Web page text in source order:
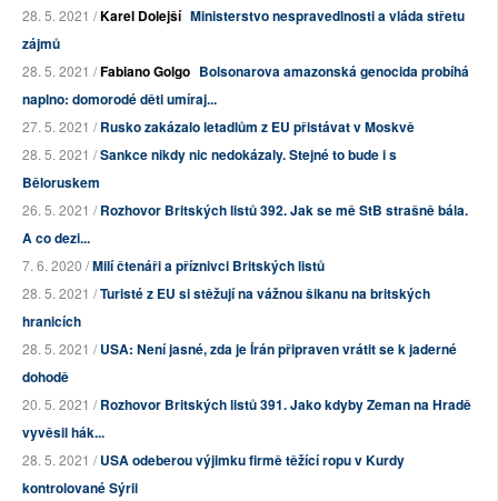
28. 5. 2021 /Karel Dolejší Ministerstvo nespravedlnosti a vláda střetu
zájmů
28. 5. 2021 /Fabiano Golgo Bolsonarova amazonská genocida probíhá
naplno: domorodé děti umíraj...
27. 5. 2021 /Rusko zakázalo letadlům z EU přistávat v Moskvě
28. 5. 2021 /Sankce nikdy nic nedokázaly. Stejné to bude i s
Běloruskem
26. 5. 2021 /Rozhovor Britských listů 392. Jak se mě StB strašně bála.
A co dezi...
7. 6. 2020 /Milí čtenáři a příznivci Britských listů
28. 5. 2021 /Turisté z EU si stěžují na vážnou šikanu na britských
hranicích
28. 5. 2021 /USA: Není jasné, zda je Írán připraven vrátit se k jaderné
dohodě
20. 5. 2021 /Rozhovor Britských listů 391. Jako kdyby Zeman na Hradě
vyvěsil hák...
28. 5. 2021 /USA odeberou výjimku firmě těžící ropu v Kurdy
kontrolované Sýrii